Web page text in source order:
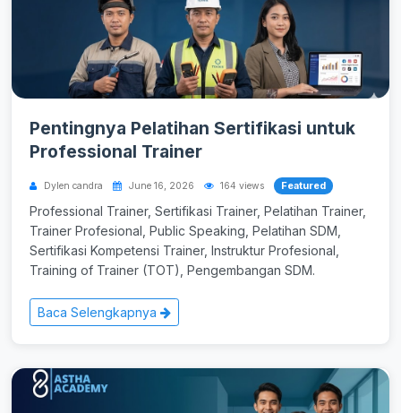
Pentingnya Pelatihan Sertifikasi untuk
Professional Trainer
Dylen candra June 16, 2026 164 views Featured
Professional Trainer, Sertifikasi Trainer, Pelatihan Trainer,
Trainer Profesional, Public Speaking, Pelatihan SDM,
Sertifikasi Kompetensi Trainer, Instruktur Profesional,
Training of Trainer (TOT), Pengembangan SDM.
Baca Selengkapnya